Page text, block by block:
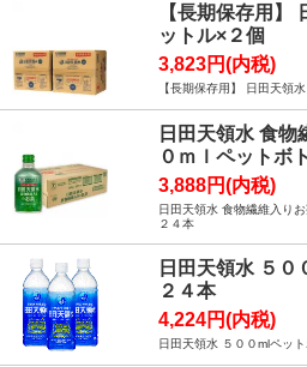
【長期保存用】
ットル×２個
3,823円(内税)
【長期保存用】 日田天領
日田天領水 食物
０ｍｌペットボ
3,888円(内税)
日田天領水 食物繊維入り
２４本
日田天領水 ５
２４本
4,224円(内税)
日田天領水 ５００mlペッ